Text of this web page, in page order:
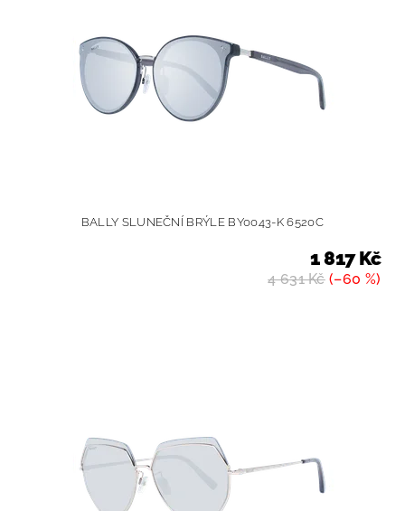
BALLY SLUNEČNÍ BRÝLE BY0043-K 6520C
4 631 Kč(–60 %)
1 817 Kč